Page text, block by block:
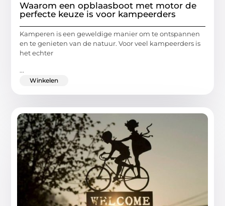
Waarom een opblaasboot met motor de
perfecte keuze is voor kampeerders
Kamperen is een geweldige manier om te ontspannen
en te genieten van de natuur. Voor veel kampeerders is
het echter
...
Winkelen